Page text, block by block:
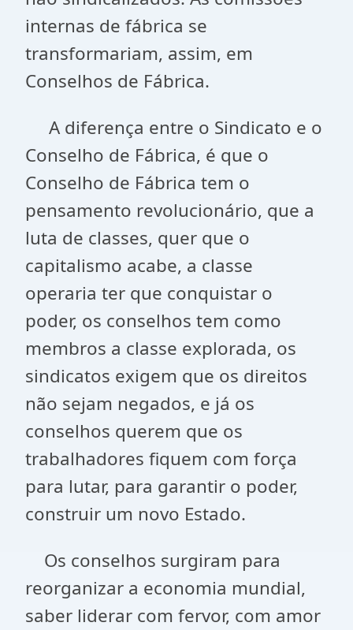
internas de fábrica se
transformariam, assim, em
Conselhos de Fábrica.
A diferença entre o Sindicato e o
Conselho de Fábrica, é que o
Conselho de Fábrica tem o
pensamento revolucionário, que a
luta de classes, quer que o
capitalismo acabe, a classe
operaria ter que conquistar o
poder, os conselhos tem como
membros a classe explorada, os
sindicatos exigem que os direitos
não sejam negados, e já os
conselhos querem que os
trabalhadores fiquem com força
para lutar, para garantir o poder,
construir um novo Estado.
Os conselhos surgiram para
reorganizar a economia mundial,
saber liderar com fervor, com amor